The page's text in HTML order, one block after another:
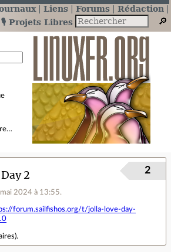
Liens Forums
Rédaction
🎙️ Projets Libres
2
mai 2024 à 13:55.
2
forum.sailfishos.org/t/jolla-love-day-
).